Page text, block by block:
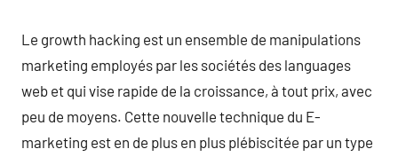
Le growth hacking est un ensemble de manipulations
marketing employés par les sociétés des languages
web et qui vise rapide de la croissance, à tout prix, avec
peu de moyens. Cette nouvelle technique du E-
marketing est en de plus en plus plébiscitée par un type